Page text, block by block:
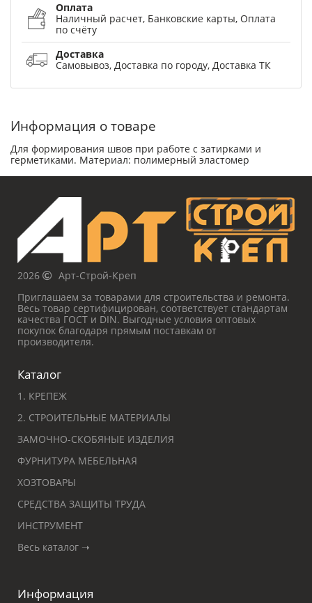
Оплата
Наличный расчет, Банковские карты, Оплата
по счёту
Доставка
Самовывоз, Доставка по городу, Доставка ТК
Информация о товаре
Для формирования швов при работе с затирками и
герметиками. Материал: полимерный эластомер
2026
Арт-Строй-Креп
Приглашаем за товарами для строительства и ремонта.
Весь товар сертифицирован, соответствует стандартам
качества ГОСТ и DIN. Выгодные условия оптовых
покупок благодаря прямым поставкам от
производителя.
Каталог
1. КРЕПЕЖ
2. СТРОИТЕЛЬНЫЕ МАТЕРИАЛЫ
ЗАМОЧНО-СКОБЯНЫЕ ИЗДЕЛИЯ
ФУРНИТУРА МЕБЕЛЬНАЯ
ХОЗТОВАРЫ
СРЕДСТВА ЗАЩИТЫ ТРУДА
ИНСТРУМЕНТ
Весь каталог ➝
Информация